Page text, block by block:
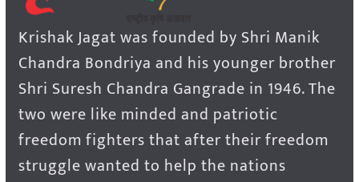
Krishak Jagat was founded by Shri Manik
Chandra Bondriya and his younger brother
Shri Suresh Chandra Gangrade in 1946. The
two were like minded and patriotic
freedom fighters that after their freedom
struggle wanted to help the nations